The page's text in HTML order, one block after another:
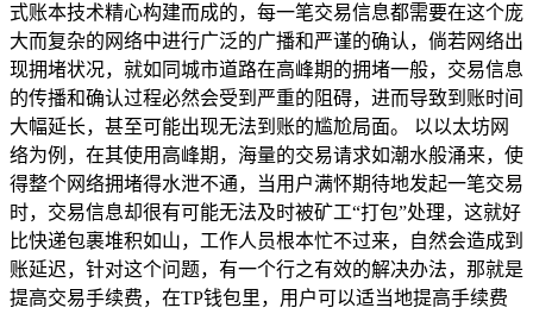
式账本技术精心构建而成的，每一笔交易信息都需要在这个庞
大而复杂的网络中进行广泛的广播和严谨的确认，倘若网络出
现拥堵状况，就如同城市道路在高峰期的拥堵一般，交易信息
的传播和确认过程必然会受到严重的阻碍，进而导致到账时间
大幅延长，甚至可能出现无法到账的尴尬局面。 以以太坊网
络为例，在其使用高峰期，海量的交易请求如潮水般涌来，使
得整个网络拥堵得水泄不通，当用户满怀期待地发起一笔交易
时，交易信息却很有可能无法及时被矿工“打包”处理，这就好
比快递包裹堆积如山，工作人员根本忙不过来，自然会造成到
账延迟，针对这个问题，有一个行之有效的解决办法，那就是
提高交易手续费，在TP钱包里，用户可以适当地提高手续费